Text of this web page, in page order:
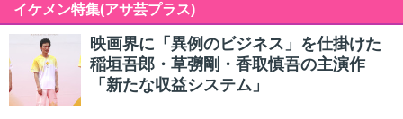
イケメン特集(アサ芸プラス)
映画界に「異例のビジネス」を仕掛けた
稲垣吾郎・草彅剛・香取慎吾の主演作
「新たな収益システム」